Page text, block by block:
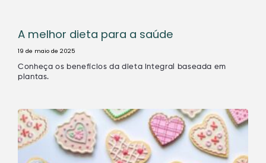
A melhor dieta para a saúde
19 de maio de 2025
Conheça os benefícios da dieta integral baseada em
plantas.